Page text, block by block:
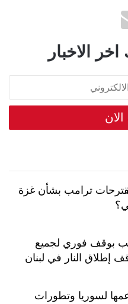
الاخبار
ترامب بشأن غزة
بوقف فوري لجميع
إطلاق النار في لبنان
لسوريا وتطورات